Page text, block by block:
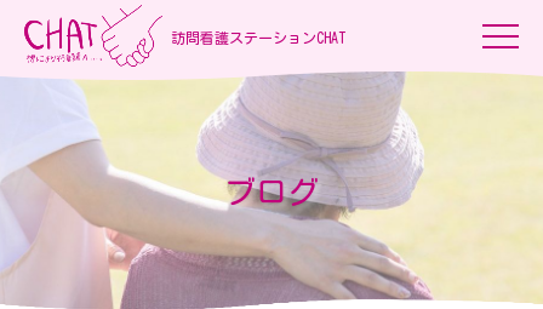
訪問看護ステーションCHAT
ブログ